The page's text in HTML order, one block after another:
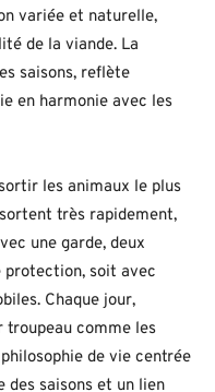
variée et naturelle,
de la viande. La
saisons, reflète
en harmonie avec les
les animaux le plus
très rapidement,
une garde, deux
protection, soit avec
Chaque jour,
comme les
de vie centrée
des saisons et un lien